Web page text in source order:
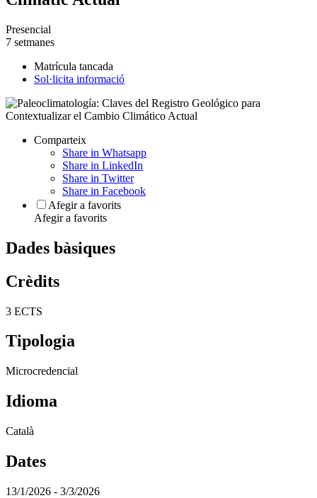
Presencial
7 setmanes
Matrícula tancada
Sol·licita informació
Comparteix
Share in Whatsapp
Share in LinkedIn
Share in Twitter
Share in Facebook
Afegir a favorits
Afegir a favorits
Dades bàsiques
Crèdits
3 ECTS
Tipologia
Microcredencial
Idioma
Català
Dates
13/1/2026 - 3/3/2026